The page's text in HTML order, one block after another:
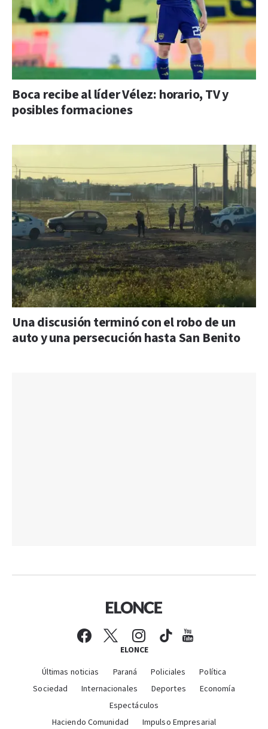
Boca recibe al líder Vélez: horario, TV y
posibles formaciones
Una discusión terminó con el robo de un
auto y una persecución hasta San Benito
ELONCE
Últimas noticias Paraná Policiales
Política
Sociedad
Internacionales Deportes
Economía
Espectáculos
Haciendo Comunidad
Impulso Empresarial